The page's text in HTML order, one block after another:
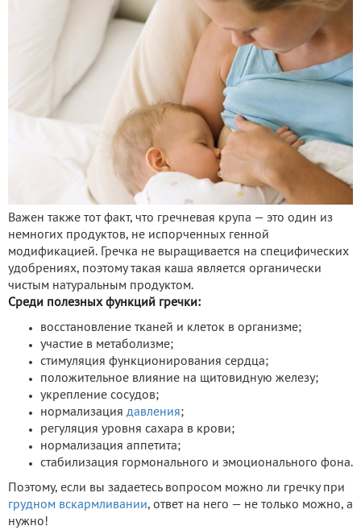
Важен также тот факт, что гречневая крупа — это один из
немногих продуктов, не испорченных генной
модификацией. Гречка не выращивается на специфических
удобрениях, поэтому такая каша является органически
чистым натуральным продуктом.
Среди полезных функций гречки:
восстановление тканей и клеток в организме;
участие в метаболизме;
стимуляция функционирования сердца;
положительное влияние на щитовидную железу;
укрепление сосудов;
нормализация давления;
регуляция уровня сахара в крови;
нормализация аппетита;
стабилизация гормонального и эмоционального фона.
Поэтому, если вы задаетесь вопросом можно ли гречку при
грудном вскармливании, ответ на него — не только можно, а
нужно!